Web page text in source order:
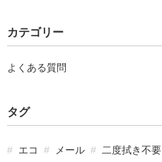
カテゴリー
よくある質問
タグ
エコ メール 二度拭き不要